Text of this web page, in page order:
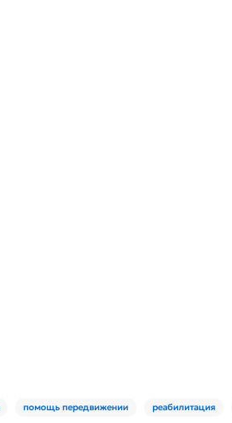
помощь передвижении реабилитация